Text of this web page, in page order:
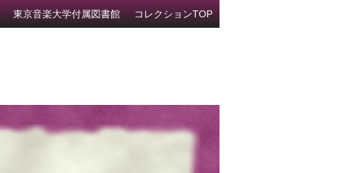
東京音楽大学付属図書館 コレクションTOP